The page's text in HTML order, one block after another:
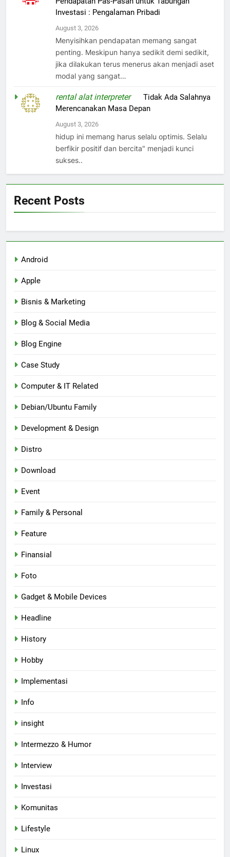
Investasi : Pengalaman Pribadi
August 3, 2026
Menyisihkan pendapatan memang sangat
penting. Meskipun hanya sedikit demi sedikit,
jika dilakukan terus menerus akan menjadi aset
modal yang sangat…
rental alat interpreteronTidak Ada Salahnya
Merencanakan Masa Depan
August 3, 2026
hidup ini memang harus selalu optimis. Selalu
berfikir positif dan bercita" menjadi kunci
sukses..
Recent Posts
Android
Apple
Bisnis & Marketing
Blog & Social Media
Blog Engine
Case Study
Computer & IT Related
Debian/Ubuntu Family
Development & Design
Distro
Download
Event
Family & Personal
Feature
Finansial
Foto
Gadget & Mobile Devices
Headline
History
Hobby
Implementasi
Info
insight
Intermezzo & Humor
Interview
Investasi
Komunitas
Lifestyle
Linux